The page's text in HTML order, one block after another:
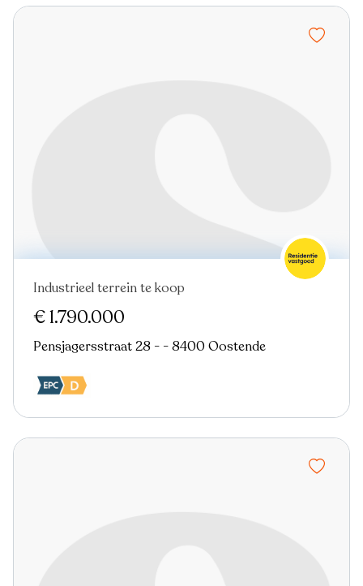
Industrieel terrein te koop
€ 1.790.000
Pensjagersstraat 28 - - 8400 Oostende